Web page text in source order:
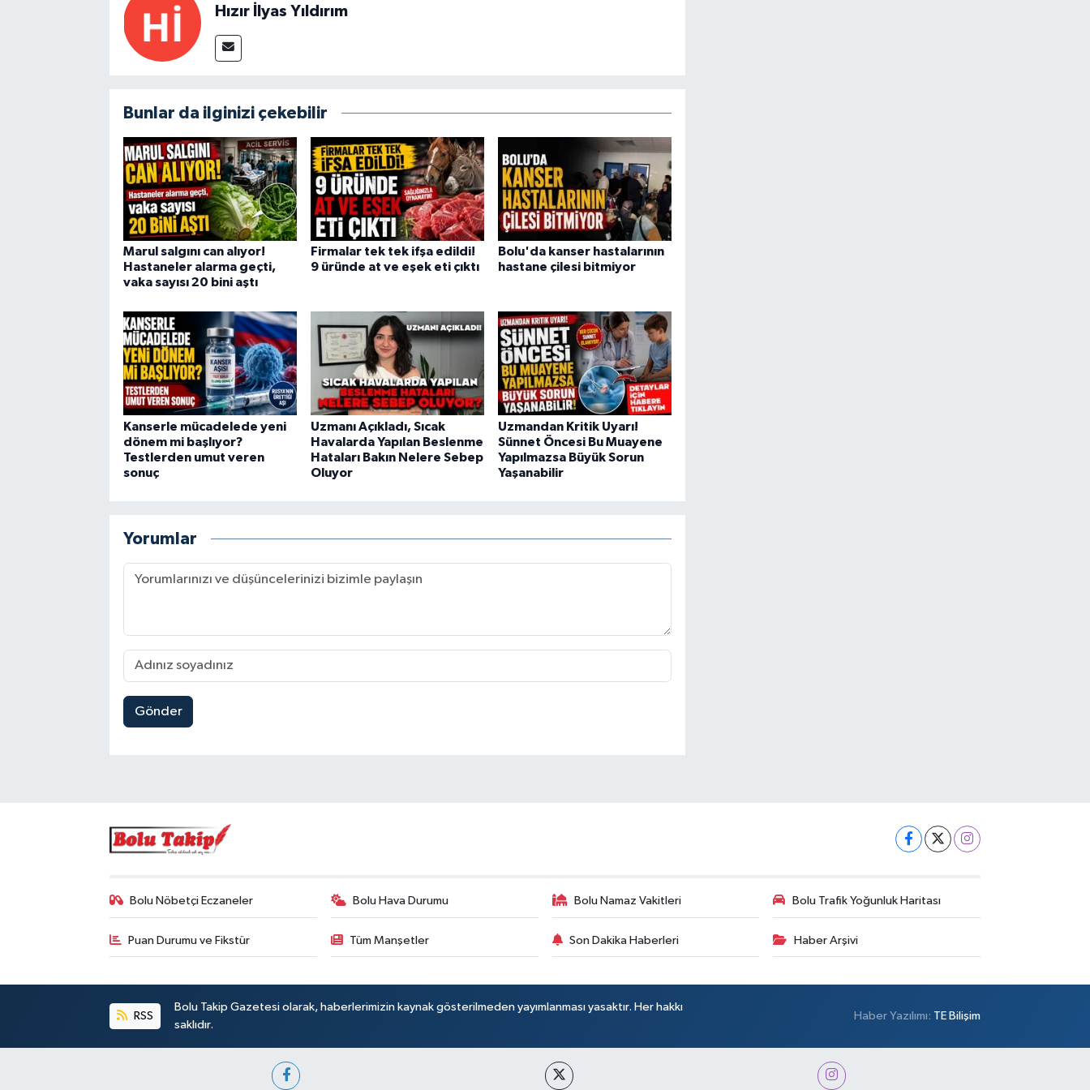
Hızır İlyas Yıldırım
Bunlar da ilginizi çekebilir
Marul salgını can alıyor!
Hastaneler alarma geçti,
vaka sayısı 20 bini aştı
Firmalar tek tek ifşa edildi!
9 üründe at ve eşek eti çıktı
Bolu'da kanser hastalarının
hastane çilesi bitmiyor
Kanserle mücadelede yeni
dönem mi başlıyor?
Testlerden umut veren
sonuç
Uzmanı Açıkladı, Sıcak
Havalarda Yapılan Beslenme
Hataları Bakın Nelere Sebep
Oluyor
Uzmandan Kritik Uyarı!
Sünnet Öncesi Bu Muayene
Yapılmazsa Büyük Sorun
Yaşanabilir
Yorumlar
Gönder
Bolu Nöbetçi Eczaneler Bolu Hava Durumu Bolu Namaz Vakitleri Bolu Trafik Yoğunluk Haritası
Puan Durumu ve Fikstür Tüm Manşetler Son Dakika Haberleri Haber Arşivi
RSS
Bolu Takip Gazetesi olarak, haberlerimizin kaynak gösterilmeden yayımlanması yasaktır. Her hakkı
saklıdır.
Haber Yazılımı: TE Bilişim